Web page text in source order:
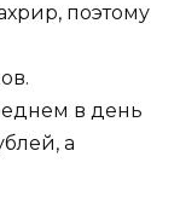
поэтому
в день
а